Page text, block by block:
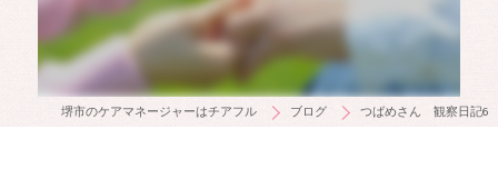
堺市のケアマネージャーはチアフル ブログ つばめさん 観察日記6